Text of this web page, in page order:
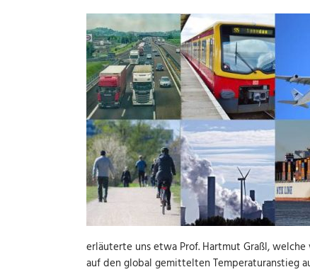
erläuterte uns etwa Prof. Hartmut Graßl,
auf den global gemittelten Temperaturanstieg